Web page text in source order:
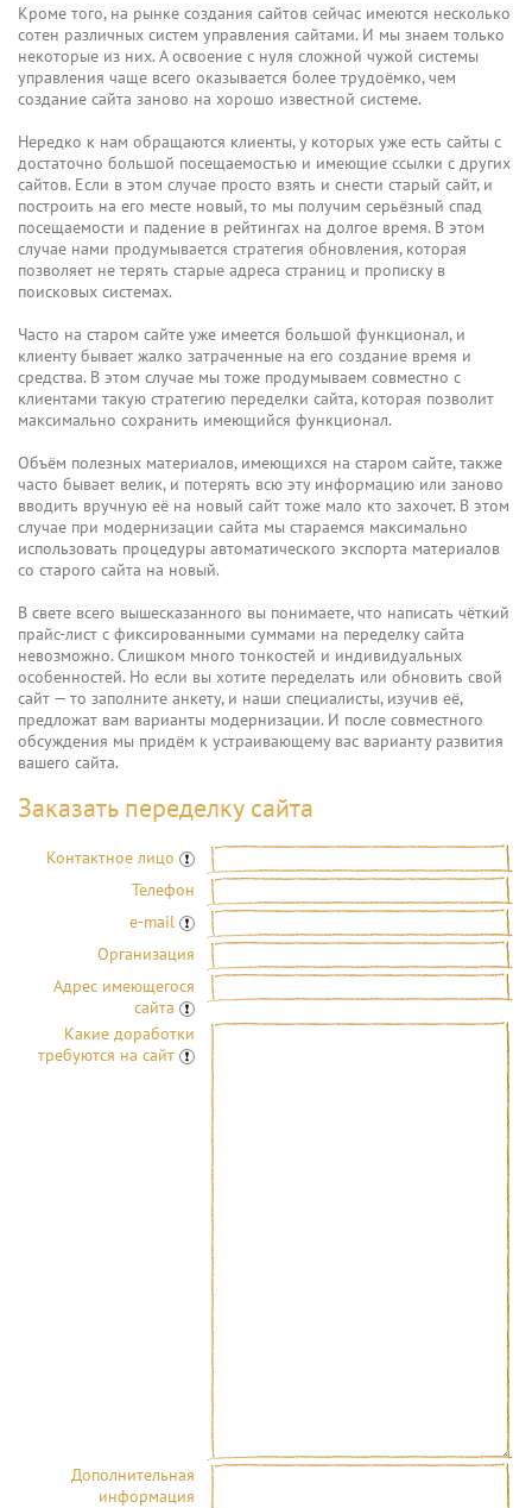
Кроме того, на рынке создания сайтов сейчас имеются несколько
сотен различных систем управления сайтами. И мы знаем только
некоторые из них. А освоение с нуля сложной чужой системы
управления чаще всего оказывается более трудоёмко, чем
создание сайта заново на хорошо известной системе.
Нередко к нам обращаются клиенты, у которых уже есть сайты с
достаточно большой посещаемостью и имеющие ссылки с других
сайтов. Если в этом случае просто взять и снести старый сайт, и
построить на его месте новый, то мы получим серьёзный спад
посещаемости и падение в рейтингах на долгое время. В этом
случае нами продумывается стратегия обновления, которая
позволяет не терять старые адреса страниц и прописку в
поисковых системах.
Часто на старом сайте уже имеется большой функционал, и
клиенту бывает жалко затраченные на его создание время и
средства. В этом случае мы тоже продумываем совместно с
клиентами такую стратегию переделки сайта, которая позволит
максимально сохранить имеющийся функционал.
Объём полезных материалов, имеющихся на старом сайте, также
часто бывает велик, и потерять всю эту информацию или заново
вводить вручную её на новый сайт тоже мало кто захочет. В этом
случае при модернизации сайта мы стараемся максимально
использовать процедуры автоматического экспорта материалов
со старого сайта на новый.
В свете всего вышесказанного вы понимаете, что написать чёткий
прайс-лист с фиксированными суммами на переделку сайта
невозможно. Слишком много тонкостей и индивидуальных
особенностей. Но если вы хотите переделать или обновить свой
сайт — то заполните анкету, и наши специалисты, изучив её,
предложат вам варианты модернизации. И после совместного
обсуждения мы придём к устраивающему вас варианту развития
вашего сайта.
Заказать переделку сайта
Контактное лицо
Телефон
e-mail
Организация
Адрес имеющегося
сайта
Какие доработки
требуются на сайт
Дополнительная
информация